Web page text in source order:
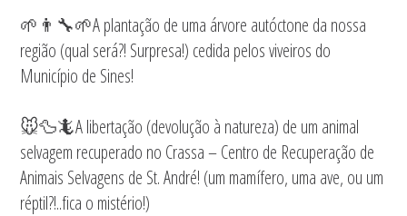
🌱👨‍🔧🌱A plantação de uma árvore autóctone da nossa
região (qual será?! Surpresa!) cedida pelos viveiros do
Município de Sines!
🐭🦆🦎A libertação (devolução à natureza) de um animal
selvagem recuperado no Crassa – Centro de Recuperação de
Animais Selvagens de St. André! (um mamífero, uma ave, ou um
réptil?!..fica o mistério!)